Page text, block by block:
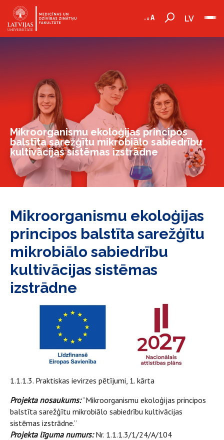
LV
Mikroorganismu ekoloģijas principos
balstīta sarežģītu mikrobiālo sabiedrību
kultivācijas sistēmas izstrādne
Mikroorganismu ekoloģijas
principos balstīta sarežģītu
mikrobiālo sabiedrību
kultivācijas sistēmas
izstrādne
1.1.1.3. Praktiskas ievirzes pētījumi, 1. kārta
Projekta nosaukums:“Mikroorganismu ekoloģijas principos
balstīta sarežģītu mikrobiālo sabiedrību kultivācijas
sistēmas izstrādne.”
Projekta līguma numurs:Nr. 1.1.1.3/1/24/A/104